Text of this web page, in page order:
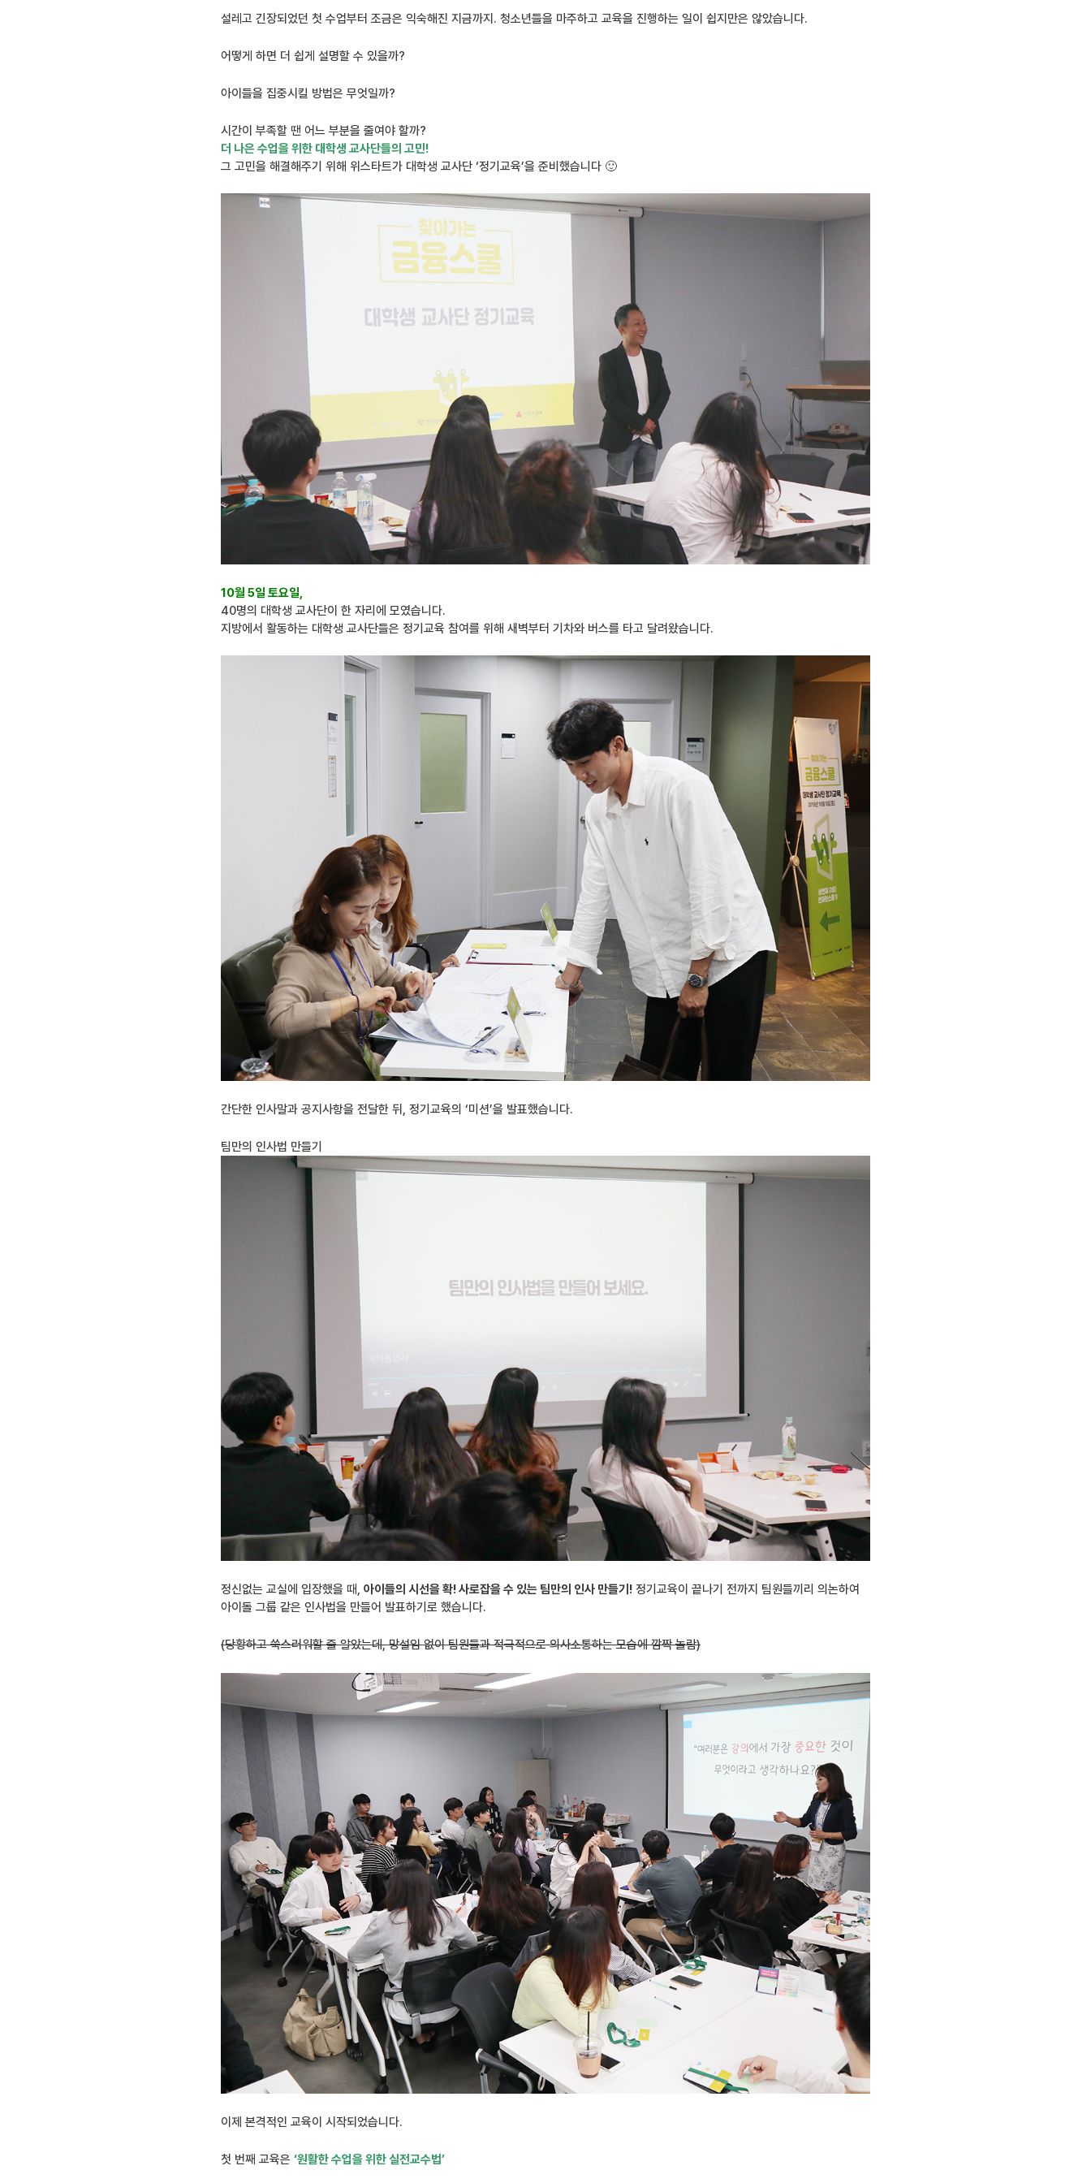
설레고 긴장되었던 첫 수업부터 조금은 익숙해진 지금까지. 청소년들을 마주하고 교육을 진행하는 일이 쉽지만은 않았습니다.
어떻게 하면 더 쉽게 설명할 수 있을까?
아이들을 집중시킬 방법은 무엇일까?
시간이 부족할 땐 어느 부분을 줄여야 할까?
더 나은 수업을 위한 대학생 교사단들의 고민!
그 고민을 해결해주기 위해 위스타트가 대학생 교사단 ‘정기교육’을 준비했습니다 🙂
10월 5일 토요일,
40명의 대학생 교사단이 한 자리에 모였습니다.
지방에서 활동하는 대학생 교사단들은 정기교육 참여를 위해 새벽부터 기차와 버스를 타고 달려왔습니다.
간단한 인사말과 공지사항을 전달한 뒤, 정기교육의 ‘미션’을 발표했습니다.
팀만의 인사법 만들기
정신없는 교실에 입장했을 때, 아이들의 시선을 확! 사로잡을 수 있는 팀만의 인사 만들기! 정기교육이 끝나기 전까지 팀원들끼리 의논하여
아이돌 그룹 같은 인사법을 만들어 발표하기로 했습니다.
(당황하고 쑥스러워할 줄 알았는데, 망설임 없이 팀원들과 적극적으로 의사소통하는 모습에 깜짝 놀람)
이제 본격적인 교육이 시작되었습니다.
첫 번째 교육은 ‘원활한 수업을 위한 실전교수법’